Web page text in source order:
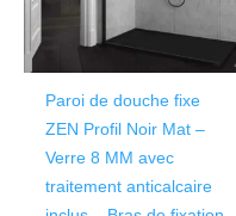
Paroi de douche fixe
ZEN Profil Noir Mat –
Verre 8 MM avec
traitement anticalcaire